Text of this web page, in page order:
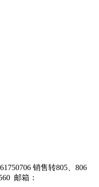
销售转805、806
邮箱：